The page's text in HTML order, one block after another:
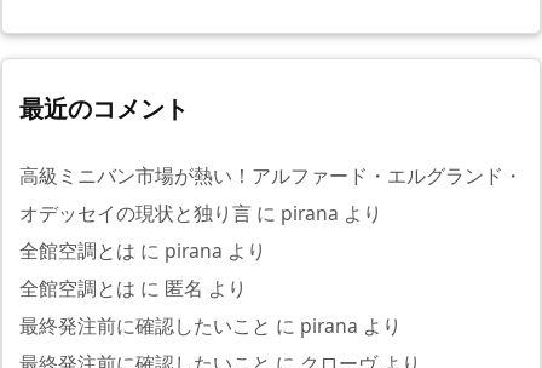
最近のコメント
高級ミニバン市場が熱い！アルファード・エルグランド・
オデッセイの現状と独り言 に pirana より
全館空調とは に pirana より
全館空調とは に 匿名 より
最終発注前に確認したいこと に pirana より